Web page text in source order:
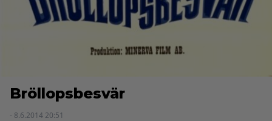
Bröllopsbesvär
- 8.6.2014 20:51